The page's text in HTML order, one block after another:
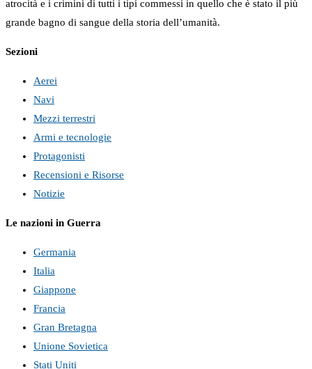
atrocità e i crimini di tutti i tipi commessi in quello che è stato il più
grande bagno di sangue della storia dell’umanità.
Sezioni
Aerei
Navi
Mezzi terrestri
Armi e tecnologie
Protagonisti
Recensioni e Risorse
Notizie
Le nazioni in Guerra
Germania
Italia
Giappone
Francia
Gran Bretagna
Unione Sovietica
Stati Uniti